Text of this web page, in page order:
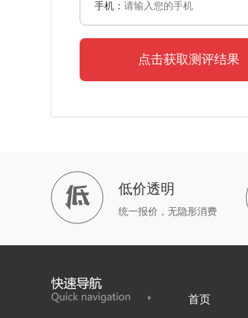
手机：
点击获取测评结果
低价透明
统一报价，无隐形消费
首页